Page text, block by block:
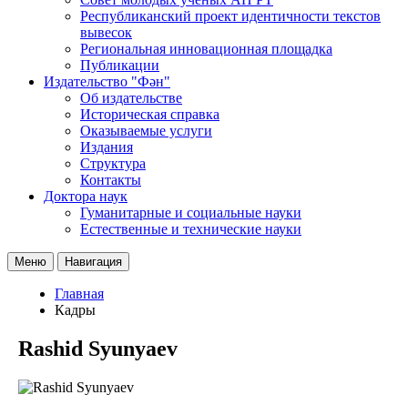
Республиканский проект идентичности текстов
вывесок
Региональная инновационная площадка
Публикации
Издательство "Фән"
Об издательстве
Историческая справка
Оказываемые услуги
Издания
Структура
Контакты
Доктора наук
Гуманитарные и социальные науки
Естественные и технические науки
Меню Навигация
Главная
Кадры
Rashid Syunyaev